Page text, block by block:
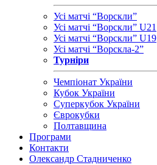
Усі матчі “Ворскли”
Усі матчі “Ворскли” U21
Усі матчі “Ворскли” U19
Усі матчі “Ворскла-2”
Турніри
Чемпіонат України
Кубок України
Суперкубок України
Єврокубки
Полтавщина
Програми
Контакти
Олександр Стадниченко